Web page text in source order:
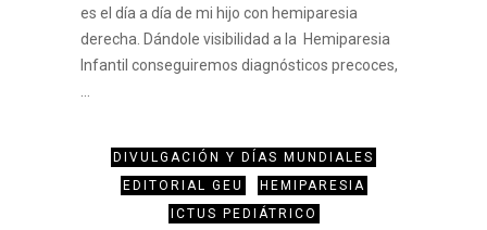
es el día a día de mi hijo con hemiparesia
derecha. Dándole visibilidad a la Hemiparesia
Infantil conseguiremos diagnósticos precoces,
DIVULGACIÓN Y DÍAS MUNDIALES
EDITORIAL GEU
HEMIPARESIA
ICTUS PEDIÁTRICO